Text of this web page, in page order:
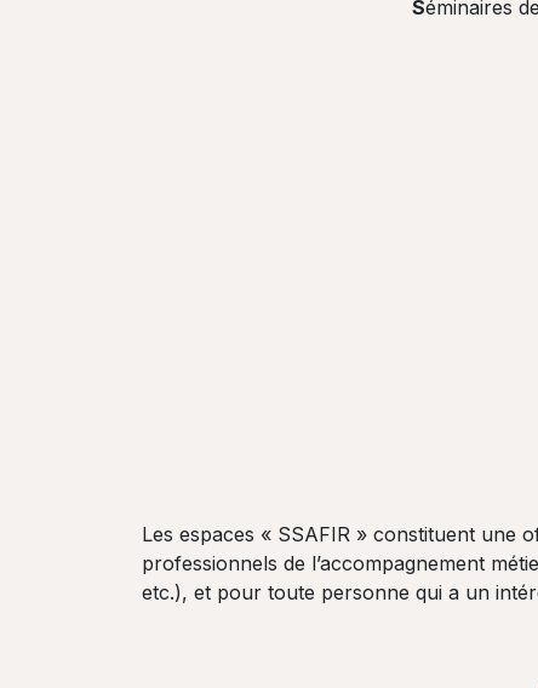
Séminaires de
Les espaces « SSAFIR » constituent une
professionnels de l’accompagnement
etc.), et pour toute personne qui a un